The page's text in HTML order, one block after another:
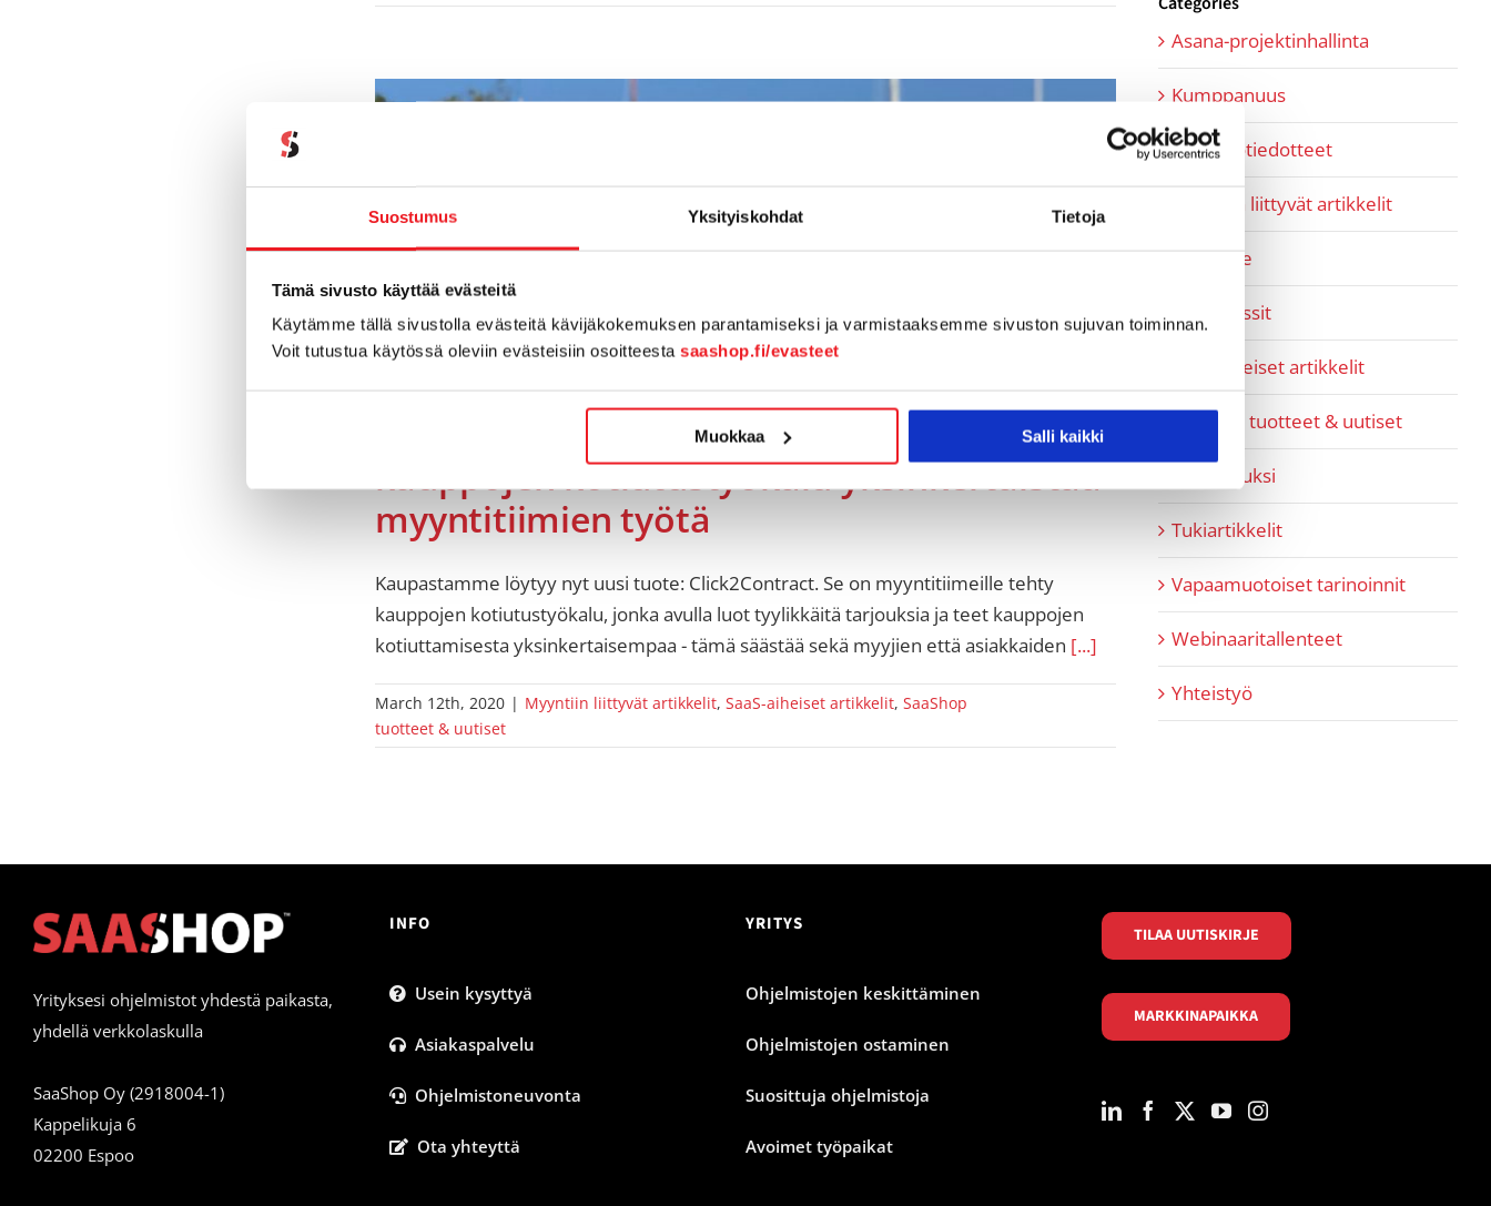
Suostumus Yksityiskohdat Tietoja
Tämä sivusto käyttää evästeitä
Käytämme tällä sivustolla evästeitä kävijäkokemuksen parantamiseksi ja varmistaaksemme sivuston sujuvan toiminnan.
Voit tutustua käytössä oleviin evästeisiin osoitteesta saashop.fi/evasteet
Muokkaa Salli kaikki
Click2Contract: Pipedriveen integroitava
kauppojen kotiutustyökalu yksinkertaistaa
myyntitiimien työtä
Kaupastamme löytyy nyt uusi tuote: Click2Contract. Se on myyntitiimeille tehty
kauppojen kotiutustyökalu, jonka avulla luot tyylikkäitä tarjouksia ja teet kauppojen
kotiuttamisesta yksinkertaisempaa - tämä säästää sekä myyjien että asiakkaiden [...]
March 12th, 2020 | Myyntiin liittyvät artikkelit,SaaS-aiheiset artikkelit,SaaShop
tuotteet & uutiset
Asana-projektinhallinta
Kumppanuus
Lehdistötiedotteet
Myyntiin liittyvät artikkelit
Pipedrive
Referenssit
SaaS-aiheiset artikkelit
SaaShop tuotteet & uutiset
Tiimi tutuksi
Tukiartikkelit
Vapaamuotoiset tarinoinnit
Webinaaritallenteet
Yhteistyö
Yrityksesi ohjelmistot yhdestä paikasta,
yhdellä verkkolaskulla
SaaShop Oy (2918004-1)
Kappelikuja 6
02200 Espoo
INFO
Usein kysyttyä
Asiakaspalvelu
Ohjelmistoneuvonta
Ota yhteyttä
YRITYS
Ohjelmistojen keskittäminen
Ohjelmistojen ostaminen
Suosittuja ohjelmistoja
Avoimet työpaikat
TILAA UUTISKIRJE
MARKKINAPAIKKA